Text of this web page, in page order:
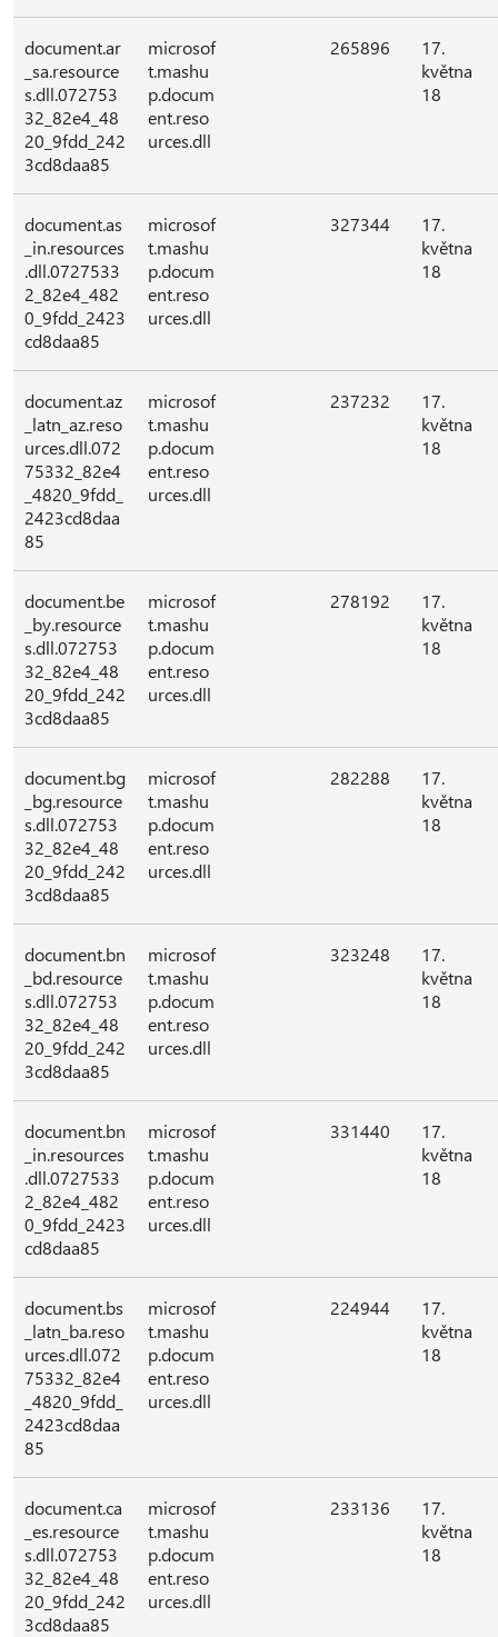
document.ar
_sa.resource
s.dll.072753
32_82e4_48
20_9fdd_242
3cd8daa85
microsof
t.mashu
p.docum
ent.reso
urces.dll
265896
17.
května
18
document.as
_in.resources
.dll.0727533
2_82e4_482
0_9fdd_2423
cd8daa85
microsof
t.mashu
p.docum
ent.reso
urces.dll
327344
17.
května
18
document.az
_latn_az.reso
urces.dll.072
75332_82e4
_4820_9fdd_
2423cd8daa
85
microsof
t.mashu
p.docum
ent.reso
urces.dll
237232
17.
května
18
document.be
_by.resource
s.dll.072753
32_82e4_48
20_9fdd_242
3cd8daa85
microsof
t.mashu
p.docum
ent.reso
urces.dll
278192
17.
května
18
document.bg
_bg.resource
s.dll.072753
32_82e4_48
20_9fdd_242
3cd8daa85
microsof
t.mashu
p.docum
ent.reso
urces.dll
282288
17.
května
18
document.bn
_bd.resource
s.dll.072753
32_82e4_48
20_9fdd_242
3cd8daa85
microsof
t.mashu
p.docum
ent.reso
urces.dll
323248
17.
května
18
document.bn
_in.resources
.dll.0727533
2_82e4_482
0_9fdd_2423
cd8daa85
microsof
t.mashu
p.docum
ent.reso
urces.dll
331440
17.
května
18
document.bs
_latn_ba.reso
urces.dll.072
75332_82e4
_4820_9fdd_
2423cd8daa
85
microsof
t.mashu
p.docum
ent.reso
urces.dll
224944
17.
května
18
document.ca
_es.resource
s.dll.072753
32_82e4_48
20_9fdd_242
3cd8daa85
microsof
t.mashu
p.docum
ent.reso
urces.dll
233136
17.
května
18